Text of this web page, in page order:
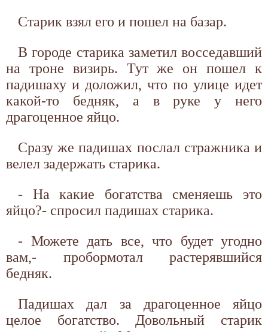
Старик взял его и пошел на базар.
В городе старика заметил восседавший
на троне визирь. Тут же он пошел к
падишаху и доложил, что по улице идет
какой-то бедняк, а в руке у него
драгоценное яйцо.
Сразу же падишах послал стражника и
велел задержать старика.
- На какие богатства сменяешь это
яйцо?- спросил падишах старика.
- Можете дать все, что будет угодно
вам,- пробормотал растерявшийся
бедняк.
Падишах дал за драгоценное яйцо
целое богатство. Довольный старик